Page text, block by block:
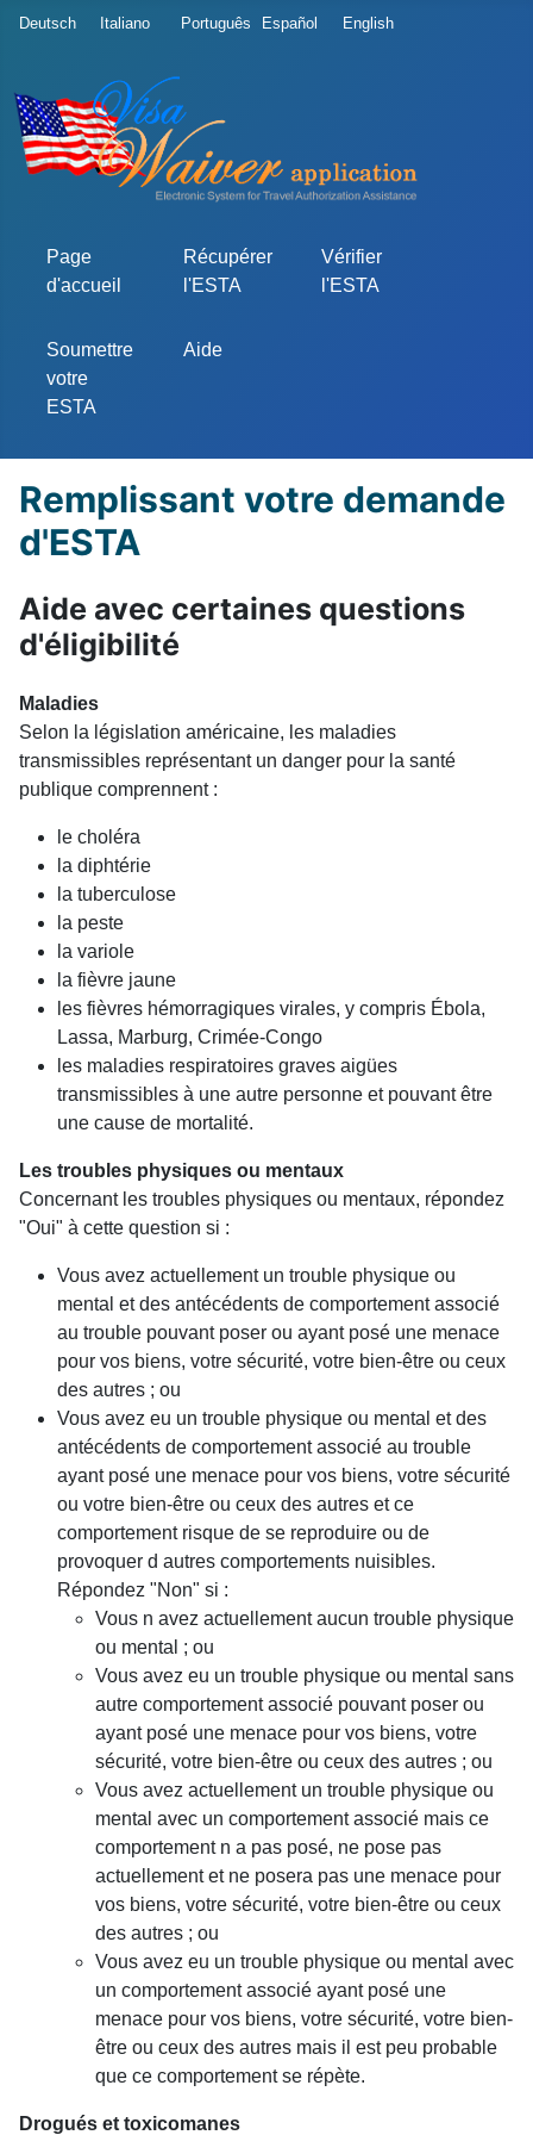
Sélectionnez votre langue
Deutsch Italiano Português Español English
Page
d'accueil
Récupérer
l'ESTA
Vérifier
l'ESTA
Soumettre
votre
ESTA
Aide
Remplissant votre demande
d'ESTA
Aide avec certaines questions
d'éligibilité
Maladies
Selon la législation américaine, les maladies
transmissibles représentant un danger pour la santé
publique comprennent :
le choléra
la diphtérie
la tuberculose
la peste
la variole
la fièvre jaune
les fièvres hémorragiques virales, y compris Ébola,
Lassa, Marburg, Crimée-Congo
les maladies respiratoires graves aigües
transmissibles à une autre personne et pouvant être
une cause de mortalité.
Les troubles physiques ou mentaux
Concernant les troubles physiques ou mentaux, répondez
"Oui" à cette question si :
Vous avez actuellement un trouble physique ou
mental et des antécédents de comportement associé
au trouble pouvant poser ou ayant posé une menace
pour vos biens, votre sécurité, votre bien-être ou ceux
des autres ; ou
Vous avez eu un trouble physique ou mental et des
antécédents de comportement associé au trouble
ayant posé une menace pour vos biens, votre sécurité
ou votre bien-être ou ceux des autres et ce
comportement risque de se reproduire ou de
provoquer d autres comportements nuisibles.
Répondez "Non" si :
Vous n avez actuellement aucun trouble physique
ou mental ; ou
Vous avez eu un trouble physique ou mental sans
autre comportement associé pouvant poser ou
ayant posé une menace pour vos biens, votre
sécurité, votre bien-être ou ceux des autres ; ou
Vous avez actuellement un trouble physique ou
mental avec un comportement associé mais ce
comportement n a pas posé, ne pose pas
actuellement et ne posera pas une menace pour
vos biens, votre sécurité, votre bien-être ou ceux
des autres ; ou
Vous avez eu un trouble physique ou mental avec
un comportement associé ayant posé une
menace pour vos biens, votre sécurité, votre bien-
être ou ceux des autres mais il est peu probable
que ce comportement se répète.
Drogués et toxicomanes